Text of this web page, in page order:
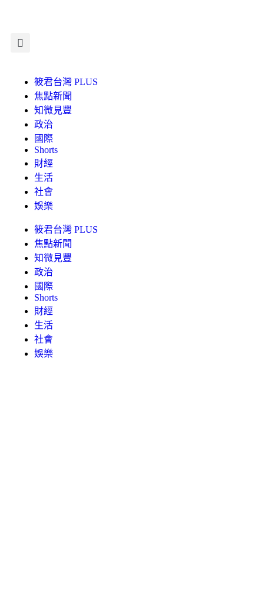
筱君台灣 PLUS
焦點新聞
知微見豐
政治
國際
Shorts
財經
生活
社會
娛樂
筱君台灣 PLUS
焦點新聞
知微見豐
政治
國際
Shorts
財經
生活
社會
娛樂